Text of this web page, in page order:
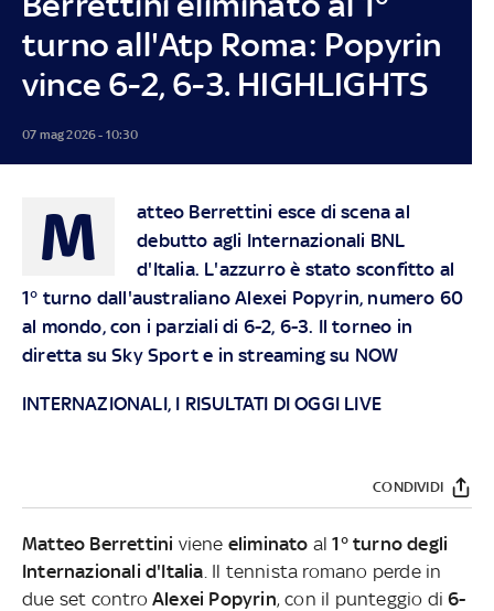
turno all'Atp Roma: Popyrin
vince 6-2, 6-3. HIGHLIGHTS
07 mag 2026 - 10:30
M
atteo Berrettini esce di scena al
debutto agli Internazionali BNL
d'Italia. L'azzurro è stato sconfitto al
1° turno dall'australiano Alexei Popyrin, numero 60
al mondo, con i parziali di 6-2, 6-3. Il torneo in
diretta suSky Sport e in streaming su NOW
INTERNAZIONALI, I RISULTATI DI OGGI LIVE
CONDIVIDI
Matteo Berrettini viene eliminato al1° turno degli
Internazionali d'Italia . Il tennista romano perde in
due set contro Alexei Popyrin, con il punteggio di6-